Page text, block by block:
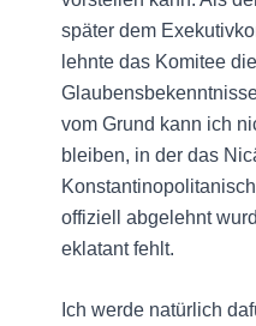
später dem
lehnte das Komitee
vom Grund kann ich
bleiben, in der das
offiziell abgelehnt
eklatant fehlt.
Ich werde natürlich